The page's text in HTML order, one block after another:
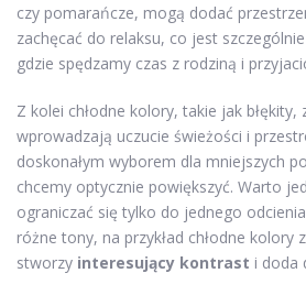
czy pomarańcze, mogą dodać
zachęcać do relaksu, co jest
gdzie spędzamy czas z rodziną i
Z kolei chłodne kolory, takie jak błękity,
wprowadzają uczucie świeżości i
doskonałym wyborem dla mniejszych
chcemy optycznie powiększyć. Warto
ograniczać się tylko do jednego
różne tony, na przykład chłodne kolory
stworzy interesujący kontrast i doda